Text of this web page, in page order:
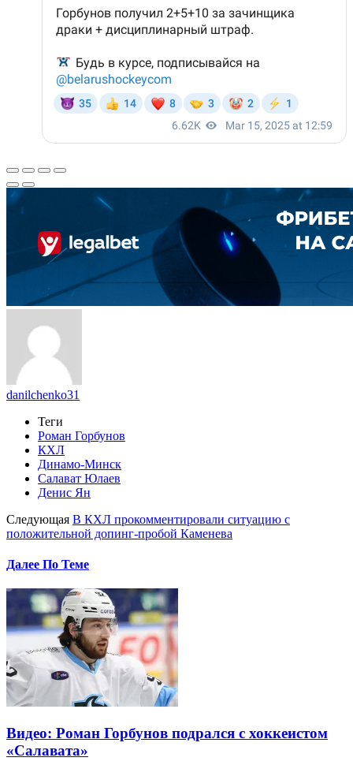
danilchenko31
Теги
Роман Горбунов
КХЛ
Динамо-Минск
Салават Юлаев
Денис Ян
Следующая В КХЛ прокомментировали ситуацию с
положительной допинг-пробой Каменева
Далее По Теме
Видео: Роман Горбунов подрался с хоккеистом
«Салавата»